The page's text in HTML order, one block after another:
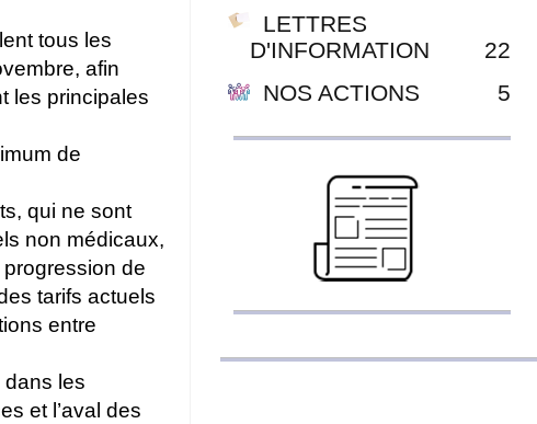
tous les
afin
les principales
de
qui ne sont
non médicaux,
de
tarifs actuels
entre
dans les
et l’aval des
LETTRES
D'INFORMATION
22
NOS ACTIONS
5